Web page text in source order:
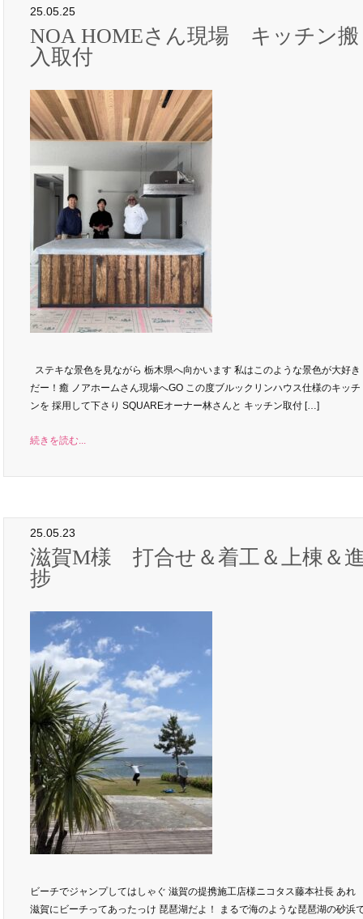
25.05.25
NOA HOMEさん現場 キッチン搬
入取付
ステキな景色を見ながら 栃木県へ向かいます 私はこのような景色が大好き
だー！癒 ノアホームさん現場へGO この度ブルックリンハウス仕様のキッチ
ンを 採用して下さり SQUAREオーナー林さんと キッチン取付 […]
続きを読む...
25.05.23
滋賀M様 打合せ＆着工＆上棟＆
捗
ビーチでジャンプしてはしゃぐ 滋賀の提携施工店様ニコタス藤本社長 あれ
滋賀にビーチってあったっけ 琵琶湖だよ！ まるで海のような琵琶湖の砂浜